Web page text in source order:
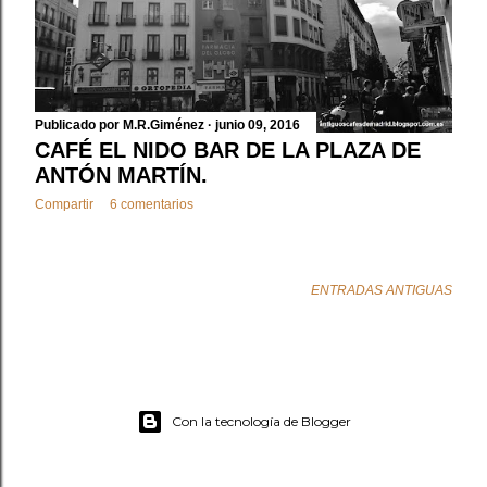
d
a
s
Publicado por M.R.Giménez junio 09, 2016
CAFÉ EL NIDO BAR DE LA PLAZA DE
ANTÓN MARTÍN.
Compartir 6 comentarios
ENTRADAS ANTIGUAS
Con la tecnología de Blogger